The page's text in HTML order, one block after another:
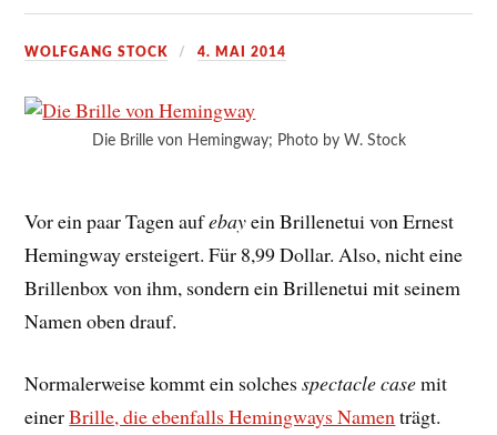
WOLFGANG STOCK 4. MAI 2014
Die Brille von Hemingway; Photo by W. Stock
Vor ein paar Tagen aufebayein Brillenetui von Ernest
Hemingway ersteigert. Für 8,99 Dollar. Also, nicht eine
Brillenbox von ihm, sondern ein Brillenetui mit seinem
Namen oben drauf.
Normalerweise kommt ein solchesspectacle casemit
einerBrille, die ebenfalls Hemingways Namenträgt.